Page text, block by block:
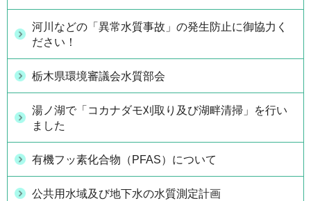
河川などの「異常水質事故」の発生防止に御協力く
ださい！
栃木県環境審議会水質部会
湯ノ湖で「コカナダモ刈取り及び湖畔清掃」を行い
ました
有機フッ素化合物（PFAS）について
公共用水域及び地下水の水質測定計画